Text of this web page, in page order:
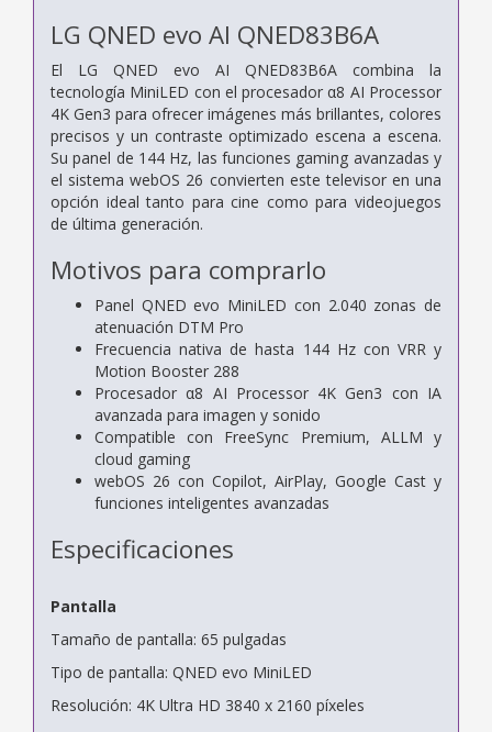
LG QNED evo AI QNED83B6A
El LG QNED evo AI QNED83B6A combina la
tecnología MiniLED con el procesador α8 AI Processor
4K Gen3 para ofrecer imágenes más brillantes, colores
precisos y un contraste optimizado escena a escena.
Su panel de 144 Hz, las funciones gaming avanzadas y
el sistema webOS 26 convierten este televisor en una
opción ideal tanto para cine como para videojuegos
de última generación.
Motivos para comprarlo
Panel QNED evo MiniLED con 2.040 zonas de
atenuación DTM Pro
Frecuencia nativa de hasta 144 Hz con VRR y
Motion Booster 288
Procesador α8 AI Processor 4K Gen3 con IA
avanzada para imagen y sonido
Compatible con FreeSync Premium, ALLM y
cloud gaming
webOS 26 con Copilot, AirPlay, Google Cast y
funciones inteligentes avanzadas
Especificaciones
Pantalla
Tamaño de pantalla: 65 pulgadas
Tipo de pantalla: QNED evo MiniLED
Resolución: 4K Ultra HD 3840 x 2160 píxeles